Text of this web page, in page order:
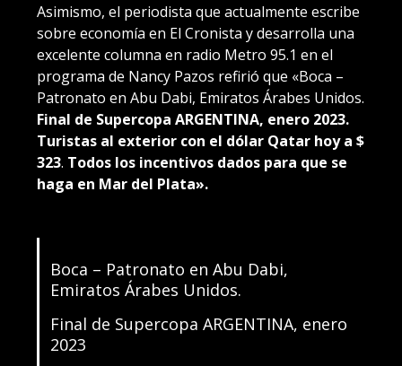
Asimismo, el periodista que actualmente escribe
sobre economía en El Cronista y desarrolla una
excelente columna en radio Metro 95.1 en el
programa de Nancy Pazos refirió que «Boca –
Patronato en Abu Dabi, Emiratos Árabes Unidos.
Final de Supercopa ARGENTINA, enero 2023.
Turistas al exterior con el dólar Qatar hoy a $
323. Todos los incentivos dados para que se
haga en Mar del Plata».
Boca – Patronato en Abu Dabi,
Emiratos Árabes Unidos.
Final de Supercopa ARGENTINA, enero
2023